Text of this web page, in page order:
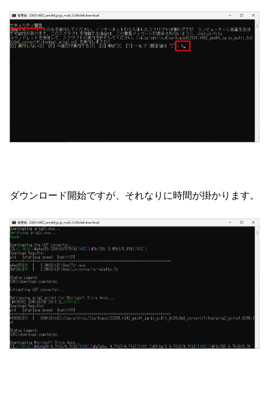
ダウンロード開始ですが、それなりに時間が掛かります。